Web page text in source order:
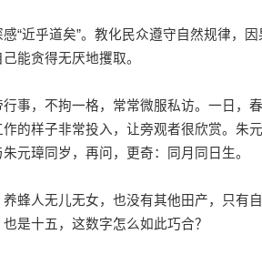
乎道矣”。教化民众遵守自然规律，因
能贪得无厌地攫取。
，不拘一格，常常微服私访。一日，
的样子非常投入，让旁观者很欣赏。朱
元璋同岁，再问，更奇：同月同日生。
人无儿无女，也没有其他田产，只有自
是十五，这数字怎么如此巧合？